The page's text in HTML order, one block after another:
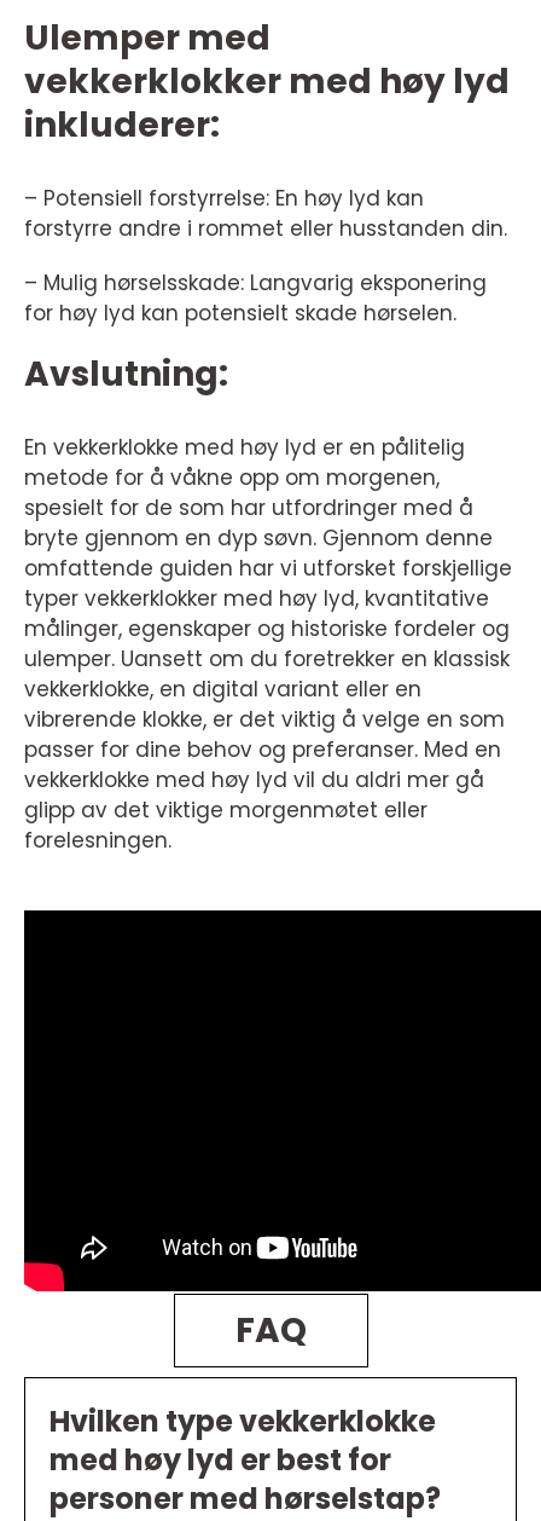
Ulemper med
vekkerklokker med høy lyd
inkluderer:
– Potensiell forstyrrelse: En høy lyd kan
forstyrre andre i rommet eller husstanden din.
– Mulig hørselsskade: Langvarig eksponering
for høy lyd kan potensielt skade hørselen.
Avslutning:
En vekkerklokke med høy lyd er en pålitelig
metode for å våkne opp om morgenen,
spesielt for de som har utfordringer med å
bryte gjennom en dyp søvn. Gjennom denne
omfattende guiden har vi utforsket forskjellige
typer vekkerklokker med høy lyd, kvantitative
målinger, egenskaper og historiske fordeler og
ulemper. Uansett om du foretrekker en klassisk
vekkerklokke, en digital variant eller en
vibrerende klokke, er det viktig å velge en som
passer for dine behov og preferanser. Med en
vekkerklokke med høy lyd vil du aldri mer gå
glipp av det viktige morgenmøtet eller
forelesningen.
FAQ
Hvilken type vekkerklokke
med høy lyd er best for
personer med hørselstap?